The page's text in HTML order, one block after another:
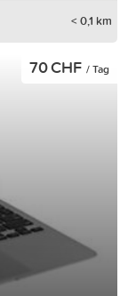
< 0,1 km
70 CHF / Tag